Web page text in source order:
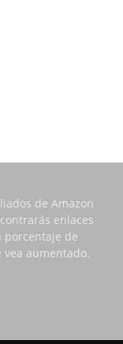
de Amazon
enlaces
porcentaje de
aumentado.